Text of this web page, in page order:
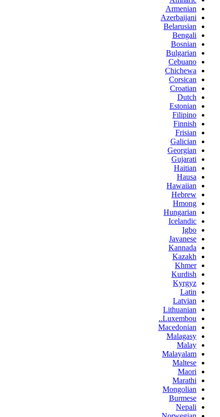
Armenian
Azerbaijani
Belarusian
Bengali
Bosnian
Bulgarian
Cebuano
Chichewa
Corsican
Croatian
Dutch
Estonian
Filipino
Finnish
Frisian
Galician
Georgian
Gujarati
Haitian
Hausa
Hawaiian
Hebrew
Hmong
Hungarian
Icelandic
Igbo
Javanese
Kannada
Kazakh
Khmer
Kurdish
Kyrgyz
Latin
Latvian
Lithuanian
Luxembou..
Macedonian
Malagasy
Malay
Malayalam
Maltese
Maori
Marathi
Mongolian
Burmese
Nepali